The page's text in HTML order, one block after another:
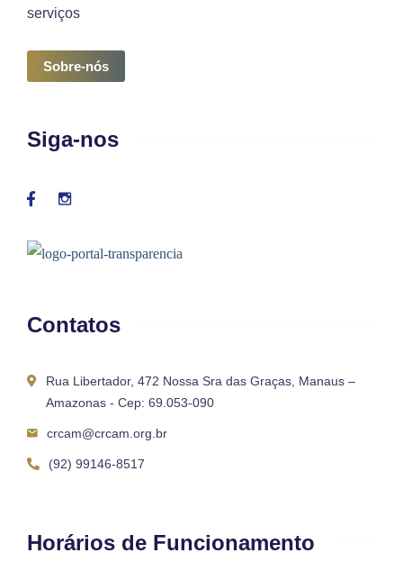
serviços
Sobre-nós
Siga-nos
Contatos
Rua Libertador, 472 Nossa Sra das Graças, Manaus –
Amazonas - Cep: 69.053-090
crcam@crcam.org.br
(92) 99146-8517
Horários de Funcionamento